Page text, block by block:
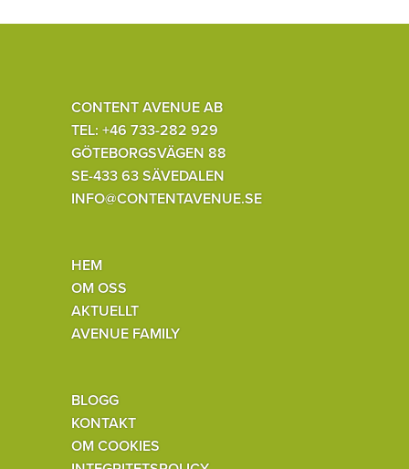
CONTENT AVENUE AB
TEL: +46 733-282 929
GÖTEBORGSVÄGEN 88
SE-433 63 SÄVEDALEN
INFO@CONTENTAVENUE.SE
HEM
OM OSS
AKTUELLT
AVENUE FAMILY
BLOGG
KONTAKT
OM COOKIES